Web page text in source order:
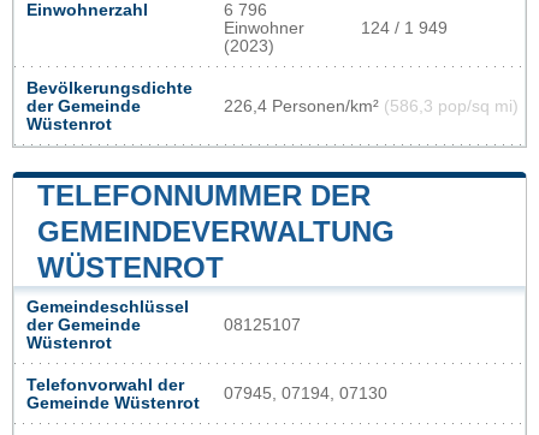
Einwohnerzahl
6 796
Einwohner
(2023)
124 / 1 949
Bevölkerungsdichte
der Gemeinde
Wüstenrot
226,4 Personen/km² (586,3 pop/sq mi)
TELEFONNUMMER DER
GEMEINDEVERWALTUNG
WÜSTENROT
Gemeindeschlüssel
der Gemeinde
Wüstenrot
08125107
Telefonvorwahl der
Gemeinde Wüstenrot
07945, 07194, 07130